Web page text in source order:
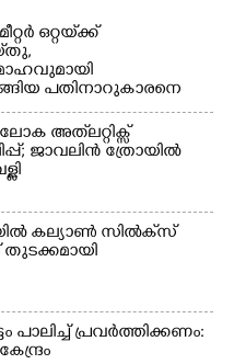
ഒറ്റയ്‌ക്ക്
പതിനാറുകാരനെ
ഫിലിം സിറ്റിയിൽ
അത്‌ലറ്റിക്സ്
ജാവലിൻ ത്രോയിൽ
കല്യാൺ സിൽക്‌സ്
പാലിച്ച് പ്രവർത്തിക്കണം: